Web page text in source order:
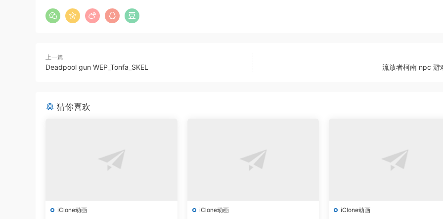
上一篇
Deadpool gun WEP_Tonfa_SKEL 流放者柯南 npc 游
猜你喜欢
iClone动画 iClone动画 iClone动画